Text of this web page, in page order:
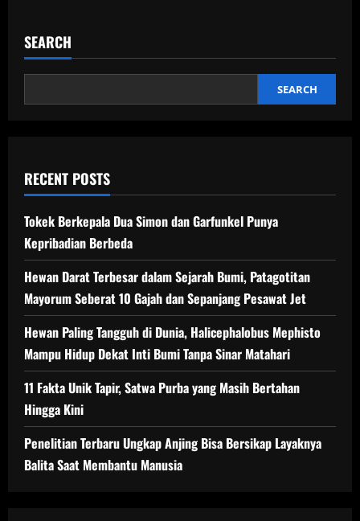
Buat
Semakin
SEARCH
SEARCH
RECENT POSTS
Tokek Berkepala Dua Simon dan Garfunkel Punya
Kepribadian Berbeda
Hewan Darat Terbesar dalam Sejarah Bumi, Patagotitan
Mayorum Seberat 10 Gajah dan Sepanjang Pesawat Jet
Hewan Paling Tangguh di Dunia, Halicephalobus Mephisto
Mampu Hidup Dekat Inti Bumi Tanpa Sinar Matahari
11 Fakta Unik Tapir, Satwa Purba yang Masih Bertahan
Hingga Kini
Penelitian Terbaru Ungkap Anjing Bisa Bersikap Layaknya
Balita Saat Membantu Manusia